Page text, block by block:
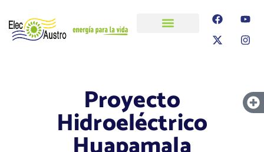
Proyecto
Hidroeléctrico